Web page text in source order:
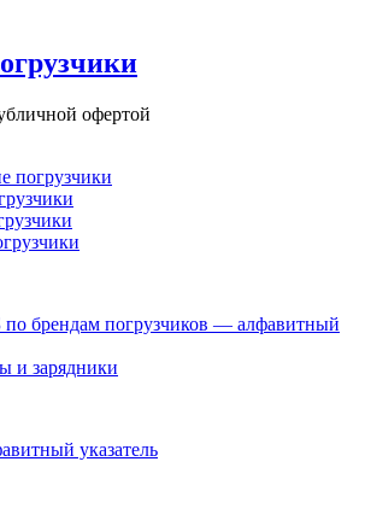
офертой
погрузчики
брендам погрузчиков — алфавитный
и зарядники
указатель